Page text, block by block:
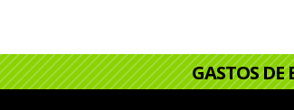
GASTOS DE